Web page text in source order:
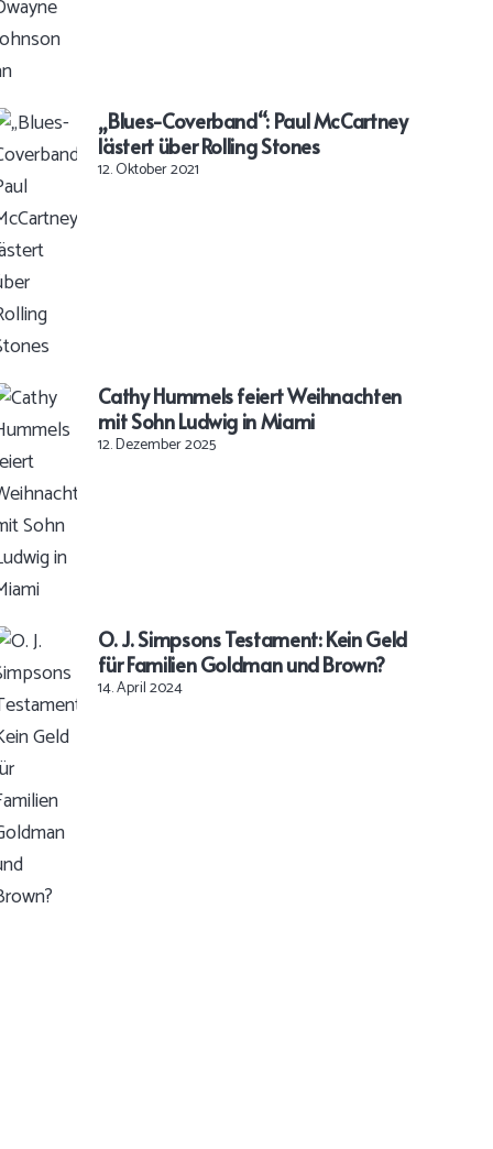
„Blues-Coverband“: Paul McCartney
lästert über Rolling Stones
12. Oktober 2021
Cathy Hummels feiert Weihnachten
mit Sohn Ludwig in Miami
12. Dezember 2025
O. J. Simpsons Testament: Kein Geld
für Familien Goldman und Brown?
14. April 2024